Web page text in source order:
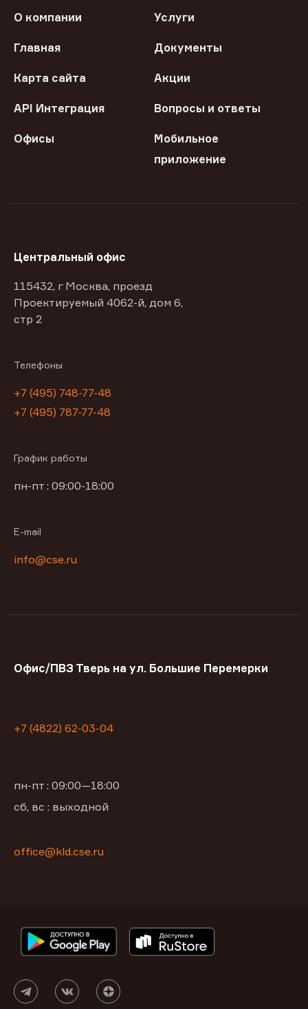
О компании Услуги
Главная Документы
Карта сайта Акции
API Интеграция Вопросы и ответы
Офисы
Мобильное
приложение
Центральный офис
115432, г Москва, проезд
Проектируемый 4062-й, дом 6,
стр 2
Телефоны
+7 (495) 748-77-48
+7 (495) 787-77-48
График работы
пн-пт : 09:00-18:00
E-mail
info@cse.ru
Офис/ПВЗ Тверь на ул. Большие Перемерки
+7 (4822) 62-03-04
пн-пт : 09:00—18:00
сб, вс : выходной
office@kld.cse.ru